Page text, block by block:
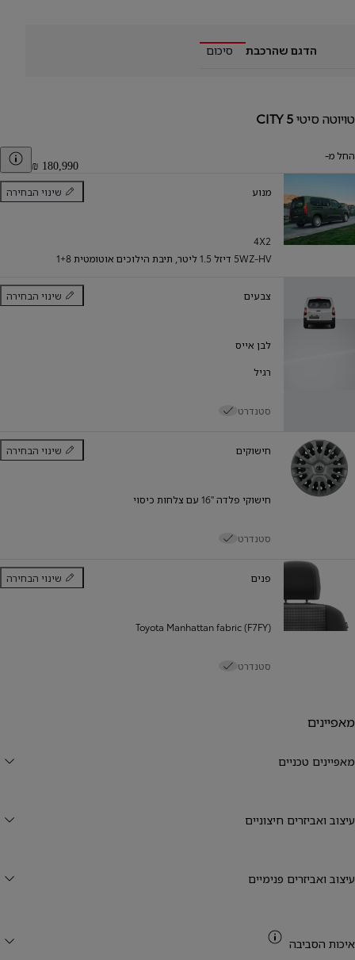
אחורה קדימה
הדגם שהרכבת סיכום
טויוטה סיטיCITY 5
החל מ-
מנוע שינוי הבחירה
מנוע
4X2
5WZ-HV דיזל 1.5 ליטר
, תיבת הילוכים אוטומטית 1+8
צבעים שינוי הבחירה
צבעים
לבן אייס
רגיל
סטנדרט
חישוקים שינוי הבחירה
חישוקים
חישוקי פלדה "16 עם צלחות כיסוי
סטנדרט
פנים שינוי הבחירה
פנים
Toyota Manhattan fabric (F7FY)
סטנדרט
מאפיינים
מאפיינים טכניים
עיצוב ואביזרים חיצוניים
עיצוב ואביזרים פנימיים
איכות הסביבה